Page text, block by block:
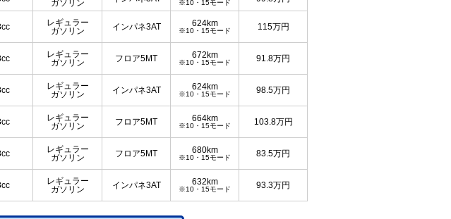
ガソリン
※10・15モード
レギュラー
ガソリン
インパネ3AT 624km
※10・15モード 115万円
レギュラー
ガソリン
フロア5MT 672km
※10・15モード 91.8万円
レギュラー
ガソリン
インパネ3AT 624km
※10・15モード 98.5万円
レギュラー
ガソリン
フロア5MT 664km
※10・15モード 103.8万円
レギュラー
ガソリン
フロア5MT 680km
※10・15モード 83.5万円
レギュラー
ガソリン
インパネ3AT 632km
※10・15モード 93.3万円